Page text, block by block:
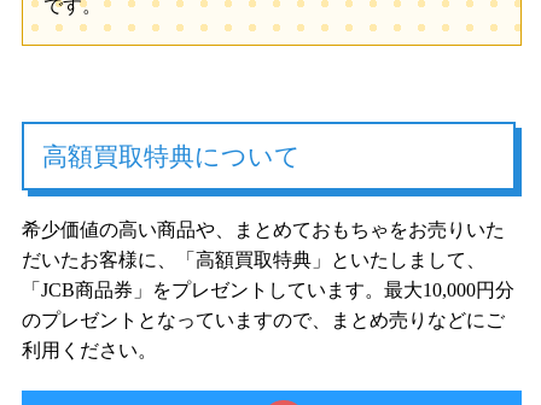
です。
高額買取特典について
希少価値の高い商品や、まとめておもちゃをお売りいた
だいたお客様に、「高額買取特典」といたしまして、
「JCB商品券」をプレゼントしています。最大10,000円分
のプレゼントとなっていますので、まとめ売りなどにご
利用ください。